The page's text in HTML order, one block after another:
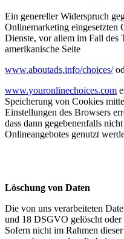
Ein genereller Widerspruch
Onlinemarketing eingesetzten
Dienste, vor allem im Fall des
amerikanische Seite
www.aboutads.info/choices/
www.youronlinechoices.com
Speicherung von Cookies
Einstellungen des Browsers
dass dann gegebenenfalls
Onlineangebotes genutzt
Löschung von Daten
Die von uns verarbeiteten
und 18 DSGVO gelöscht oder
Sofern nicht im Rahmen